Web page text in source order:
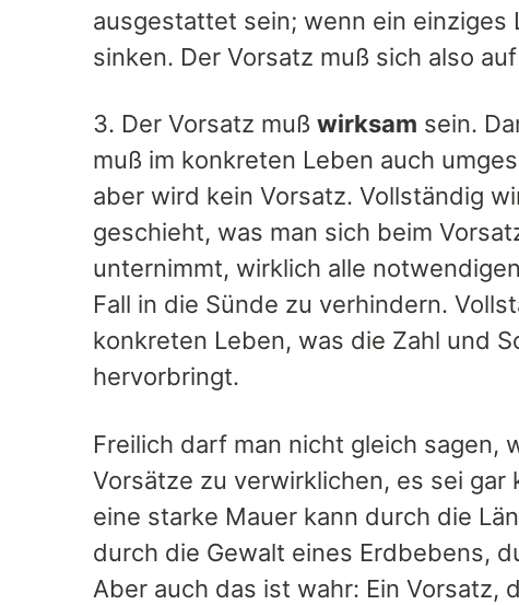
ausgestattet sein; wenn ein
sinken. Der Vorsatz muß sich also
3. Der Vorsatz muß wirksam sein.
muß im konkreten Leben auch
aber wird kein Vorsatz. Vollständig
geschieht, was man sich beim
unternimmt, wirklich alle
Fall in die Sünde zu verhindern.
konkreten Leben, was die Zahl und
hervorbringt.
Freilich darf man nicht gleich
Vorsätze zu verwirklichen, es sei
eine starke Mauer kann durch die
durch die Gewalt eines Erdbebens,
Aber auch das ist wahr: Ein Vorsatz,